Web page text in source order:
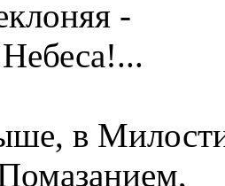
-
в